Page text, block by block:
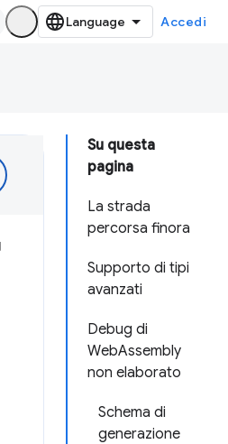
Accedi
Su questa
pagina
La strada
percorsa finora
Supporto di tipi
avanzati
Debug di
WebAssembly
non elaborato
Schema di
generazione